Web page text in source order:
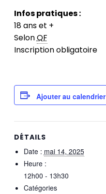
Infos pratiques :
18 ans et +
SelonQF
Inscription obligatoire
Ajouter au calendrier
DÉTAILS
Date : mai 14, 2025
Heure :
12h00 - 13h30
Catégories